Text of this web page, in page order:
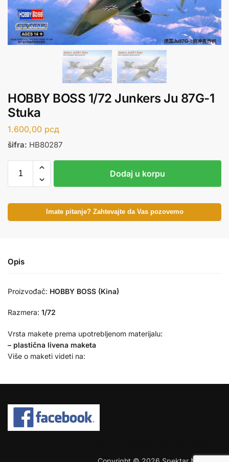
HOBBY BOSS 1/72 Junkers Ju 87G-1
Stuka
1.600,00 рсд
šifra: HB80287
Dodaj u korpu
Imate pitanje? Zahtevajte da Vas pozovemo
Opis
Proizvođač: HOBBY BOSS (Kina)
Razmera: 1/72
Vrsta makete prema upotrebljenom materijalu:
– plastična livena maketa
Više o maketi videti na: